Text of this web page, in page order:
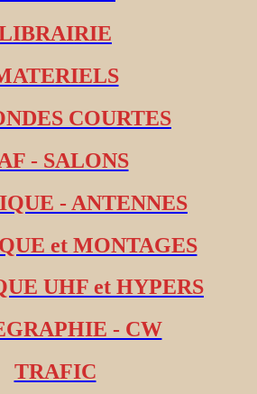
COURTES
- SALONS
- ANTENNES
et MONTAGES
UHF et HYPERS
- CW
TRAFIC